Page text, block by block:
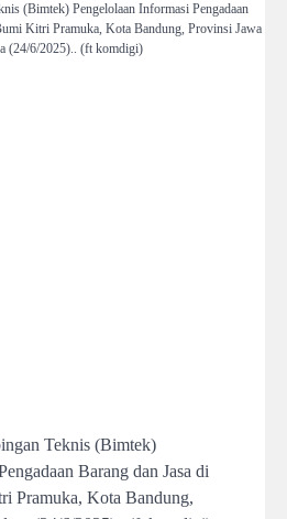
(Bimtek) Pengelolaan Informasi Pengadaan
Kitri Pramuka, Kota Bandung, Provinsi Jawa
(24/6/2025).. (ft komdigi)
Teknis (Bimtek)
Barang dan Jasa di
Pramuka, Kota Bandung,